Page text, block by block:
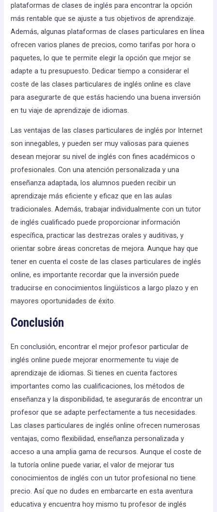
plataformas de clases de inglés para encontrar la opción
más rentable que se ajuste a tus objetivos de aprendizaje.
Además, algunas plataformas de clases particulares en línea
ofrecen varios planes de precios, como tarifas por hora o
paquetes, lo que te permite elegir la opción que mejor se
adapte a tu presupuesto. Dedicar tiempo a considerar el
coste de las clases particulares de inglés online es clave
para asegurarte de que estás haciendo una buena inversión
en tu viaje de aprendizaje de idiomas.
Las ventajas de las clases particulares de inglés por Internet
son innegables, y pueden ser muy valiosas para quienes
desean mejorar su nivel de inglés con fines académicos o
profesionales. Con una atención personalizada y una
enseñanza adaptada, los alumnos pueden recibir un
aprendizaje más eficiente y eficaz que en las aulas
tradicionales. Además, trabajar individualmente con un tutor
de inglés cualificado puede proporcionar información
específica, practicar las destrezas orales y auditivas, y
orientar sobre áreas concretas de mejora. Aunque hay que
tener en cuenta el coste de las clases particulares de inglés
online, es importante recordar que la inversión puede
traducirse en conocimientos lingüísticos a largo plazo y en
mayores oportunidades de éxito.
Conclusión
En conclusión, encontrar el mejor profesor particular de
inglés online puede mejorar enormemente tu viaje de
aprendizaje de idiomas. Si tienes en cuenta factores
importantes como las cualificaciones, los métodos de
enseñanza y la disponibilidad, te asegurarás de encontrar un
profesor que se adapte perfectamente a tus necesidades.
Las clases particulares de inglés online ofrecen numerosas
ventajas, como flexibilidad, enseñanza personalizada y
acceso a una amplia gama de recursos. Aunque el coste de
la tutoría online puede variar, el valor de mejorar tus
conocimientos de inglés con un tutor profesional no tiene
precio. Así que no dudes en embarcarte en esta aventura
educativa y encuentra hoy mismo tu profesor de inglés